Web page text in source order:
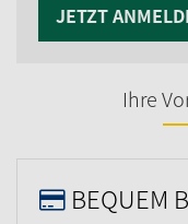
JETZT
Ihre
BEQUEM